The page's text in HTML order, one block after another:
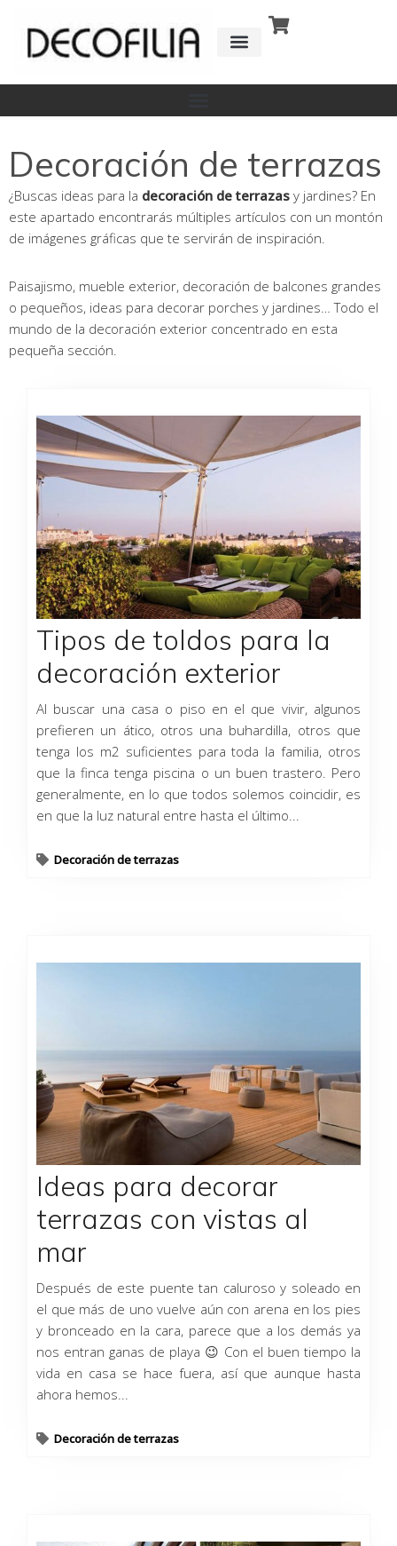
contenido
Decoración de terrazas
¿Buscas ideas para la decoración de terrazas y jardines? En
este apartado encontrarás múltiples artículos con un montón
de imágenes gráficas que te servirán de inspiración.
Paisajismo, mueble exterior, decoración de balcones grandes
o pequeños, ideas para decorar porches y jardines… Todo el
mundo de la decoración exterior concentrado en esta
pequeña sección.
Tipos de toldos para la
decoración exterior
Al buscar una casa o piso en el que vivir, algunos
prefieren un ático, otros una buhardilla, otros que
tenga los m2 suficientes para toda la familia, otros
que la finca tenga piscina o un buen trastero. Pero
generalmente, en lo que todos solemos coincidir, es
en que la luz natural entre hasta el último...
Decoración de terrazas
Ideas para decorar
terrazas con vistas al
mar
Después de este puente tan caluroso y soleado en
el que más de uno vuelve aún con arena en los pies
y bronceado en la cara, parece que a los demás ya
nos entran ganas de playa 😉 Con el buen tiempo la
vida en casa se hace fuera, así que aunque hasta
ahora hemos...
Decoración de terrazas